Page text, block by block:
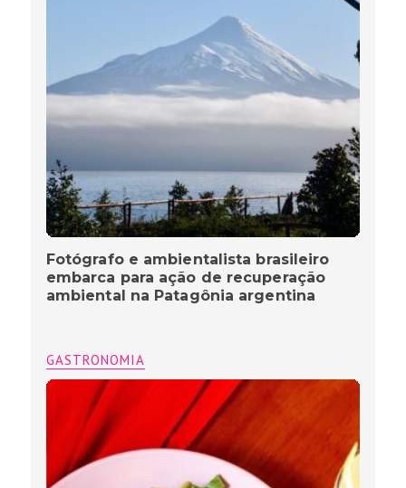
Fotógrafo e ambientalista brasileiro
embarca para ação de recuperação
ambiental na Patagônia argentina
GASTRONOMIA